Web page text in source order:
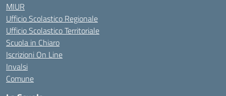
MIUR
Ufficio Scolastico Regionale
Ufficio Scolastico Territoriale
Scuola in Chiaro
Iscrizioni On Line
Invalsi
Comune